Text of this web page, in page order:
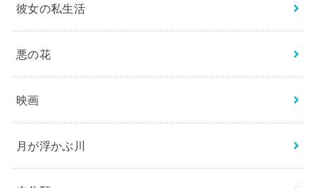
彼女の私生活
悪の花
映画
月が浮かぶ川